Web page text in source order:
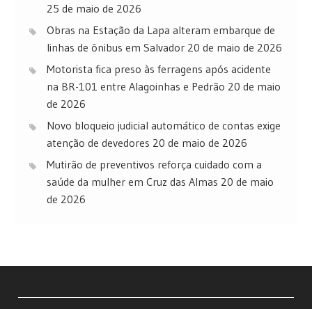
25 de maio de 2026
Obras na Estação da Lapa alteram embarque de
linhas de ônibus em Salvador 20 de maio de 2026
Motorista fica preso às ferragens após acidente
na BR-101 entre Alagoinhas e Pedrão 20 de maio
de 2026
Novo bloqueio judicial automático de contas exige
atenção de devedores 20 de maio de 2026
Mutirão de preventivos reforça cuidado com a
saúde da mulher em Cruz das Almas 20 de maio
de 2026